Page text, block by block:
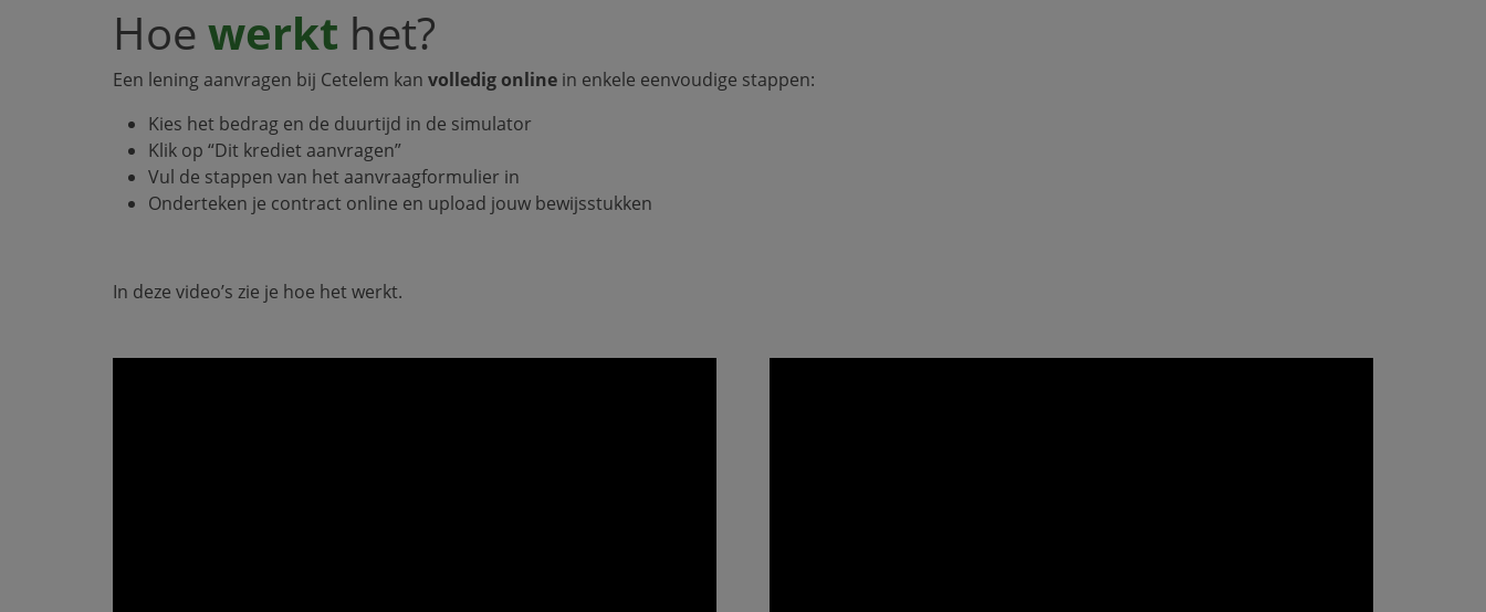
Hoe werkt het?
Een lening aanvragen bij Cetelem kan volledig online in enkele eenvoudige stappen:
Kies het bedrag en de duurtijd in de simulator
Klik op “Dit krediet aanvragen”
Vul de stappen van het aanvraagformulier in
Onderteken je contract online en upload jouw bewijsstukken
In deze video’s zie je hoe het werkt.